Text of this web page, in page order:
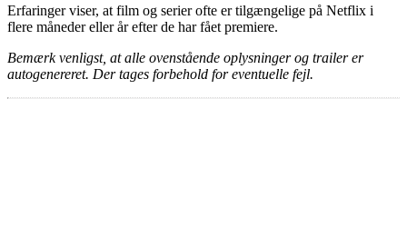
Erfaringer viser, at film og serier ofte er tilgængelige på Netflix i
flere måneder eller år efter de har fået premiere.
Bemærk venligst, at alle ovenstående oplysninger og trailer er
autogenereret. Der tages forbehold for eventuelle fejl.